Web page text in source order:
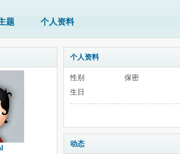
题 个人资料
个人资料
性别
保密
生日
动态